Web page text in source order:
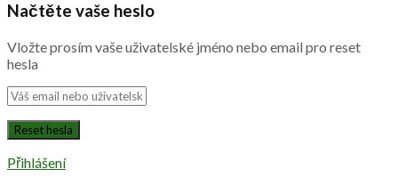
Načtěte vaše heslo
Vložte prosím vaše uživatelské jméno nebo email pro reset
hesla
Přihlášení